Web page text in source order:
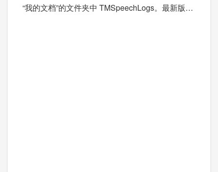
“我的文档”的文件夹中 TMSpeechLogs。最新版本